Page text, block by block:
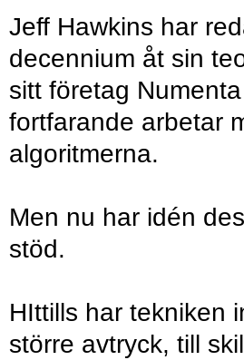
Jeff Hawkins har
decennium åt sin
sitt företag
fortfarande arbetar
algoritmerna.
Men nu har idén
stöd.
HIttills har tekniken
större avtryck, till